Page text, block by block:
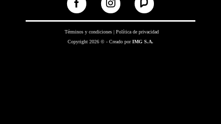
Términos y condiciones |Política de privacidad
Copyright 2026 © - Creado porIMG S.A.